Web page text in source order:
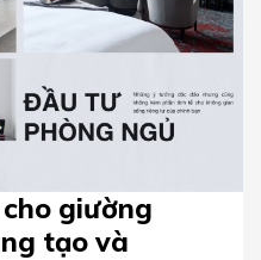
giường
tạo và